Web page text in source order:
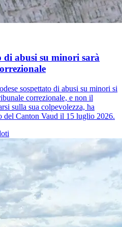
di abusi su minori sarà
sospettato di abusi su minori si
correzionale, e non il
sulla sua colpevolezza, ha
Canton Vaud il 15 luglio 2026.